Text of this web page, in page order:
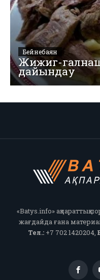
Бейнебаян
Жижиг-
дайындау
«Batys.info» ақпараттық
жағдайда ғана
Тел.:+7 702 1420204,